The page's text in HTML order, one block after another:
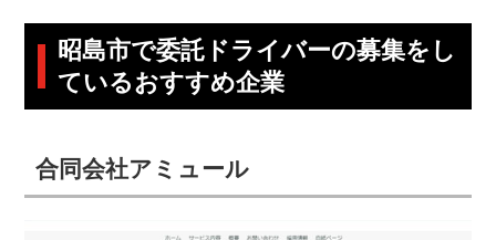
昭島市で委託ドライバーの募集をし
ているおすすめ企業
合同会社アミュール